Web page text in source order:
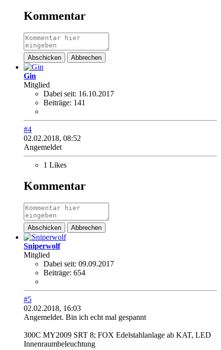
Kommentar
Abschicken Abbrechen
Gin
Mitglied
Dabei seit: 16.10.2017
Beiträge: 141
#4
02.02.2018, 08:52
Angemeldet
1 Likes
Kommentar
Abschicken Abbrechen
Sniperwolf
Mitglied
Dabei seit: 09.09.2017
Beiträge: 654
#5
02.02.2018, 16:03
Angemeldet. Bin ich echt mal gespannt
300C MY2009 SRT 8; FOX Edelstahlanlage ab KAT, LED
Innenraumbeleuchtung